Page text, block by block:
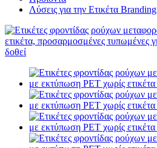
Λύσεις για την Ετικέτα Branding